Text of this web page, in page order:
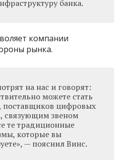
банка.
компании
рынка.
на нас и говорят:
можете стать
поставщиков цифровых
связующим звеном
те традиционные
которые вы
— пояснил Винс.